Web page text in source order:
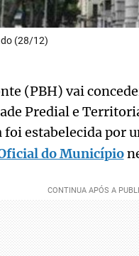
(28/12)
(PBH) vai
Predial e
estabelecida por
do Município